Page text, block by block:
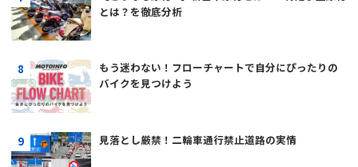
とは？を徹底分析
もう迷わない！フローチャートで自分にぴったりの
バイクを見つけよう
見落とし厳禁！二輪車通行禁止道路の実情